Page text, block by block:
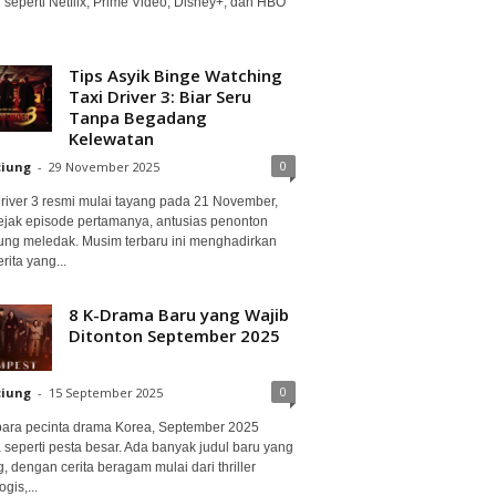
Tips Asyik Binge Watching
Taxi Driver 3: Biar Seru
Tanpa Begadang
Kelewatan
- 29 November 2025 0
3 resmi mulai tayang pada 21 November,
episode pertamanya, antusias penonton
meledak. Musim terbaru ini menghadirkan
yang...
8 K-Drama Baru yang Wajib
Ditonton September 2025
- 15 September 2025 0
pecinta drama Korea, September 2025
seperti pesta besar. Ada banyak judul baru yang
dengan cerita beragam mulai dari thriller